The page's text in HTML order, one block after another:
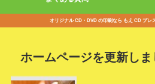
オリジナル CD・DVD の印刷なら もえ CD プレ
ホームページを更新しま